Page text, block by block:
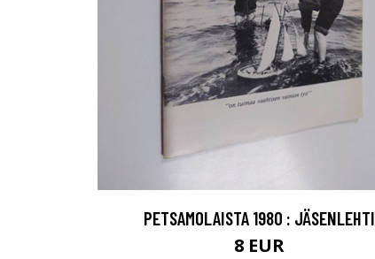
PETSAMOLAISTA 1980 : JÄSENLEHTI
8 EUR